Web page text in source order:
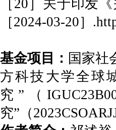
［20］关于印发
［2024-03-20］
基金项目： 国家社
方科技大学全球
究”（
究”（